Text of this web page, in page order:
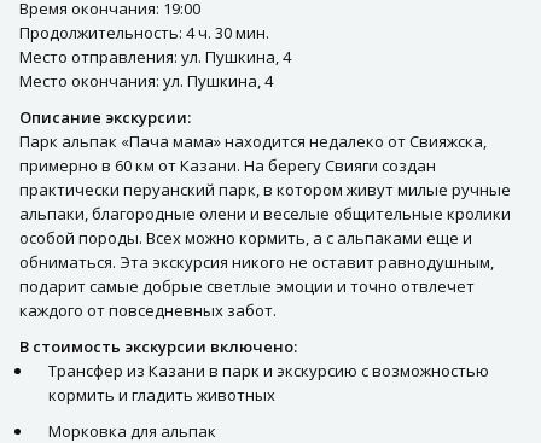
Время окончания: 19:00
Продолжительность: 4 ч. 30 мин.
Место отправления: ул. Пушкина, 4
Место окончания: ул. Пушкина, 4
Описание экскурсии:
Парк альпак «Пача мама» находится недалеко от Свияжска,
примерно в 60 км от Казани. На берегу Свияги создан
практически перуанский парк, в котором живут милые ручные
альпаки, благородные олени и веселые общительные кролики
особой породы. Всех можно кормить, а с альпаками еще и
обниматься. Эта экскурсия никого не оставит равнодушным,
подарит самые добрые светлые эмоции и точно отвлечет
каждого от повседневных забот.
В стоимость экскурсии включено:
Трансфер из Казани в парк и экскурсию с возможностью
кормить и гладить животных
Морковка для альпак